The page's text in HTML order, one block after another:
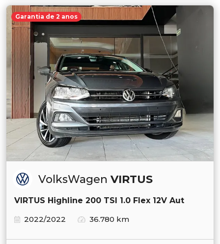
Garantia de 2 anos
VolksWagen VIRTUS
VIRTUS Highline 200 TSI 1.0 Flex 12V Aut
2022/2022
36.780 km